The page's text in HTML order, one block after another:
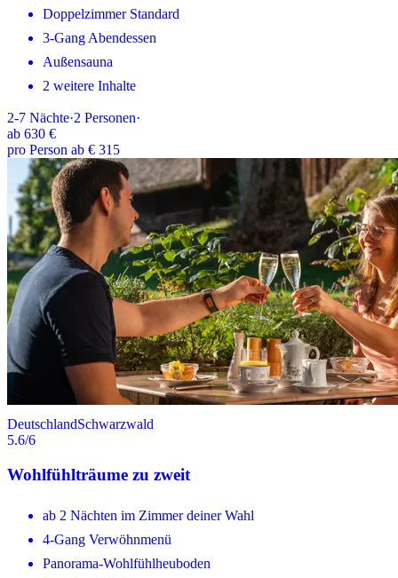
Doppelzimmer Standard
3-Gang Abendessen
Außensauna
2 weitere Inhalte
2-7 Nächte·2 Personen·
ab 630 €
pro Person ab € 315
DeutschlandSchwarzwald
5.6/6
Wohlfühlträume zu zweit
ab 2 Nächten im Zimmer deiner Wahl
4-Gang Verwöhnmenü
Panorama-Wohlfühlheuboden